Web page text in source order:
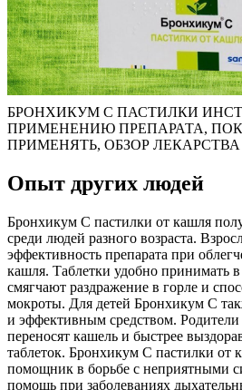
БРОНХИКУМ С ПАСТИЛКИ
ПРИМЕНЕНИЮ ПРЕПАРАТА,
ПРИМЕНЯТЬ, ОБЗОР ЛЕКАРСТВА
Опыт других людей
Бронхикум С пастилки от кашля
среди людей разного возраста.
эффективность препарата при
кашля. Таблетки удобно принимать
смягчают раздражение в горле и
мокроты. Для детей Бронхикум С
и эффективным средством. Родители
переносят кашель и быстрее
таблеток. Бронхикум С пастилки от
помощник в борьбе с неприятными
помощь при заболеваниях